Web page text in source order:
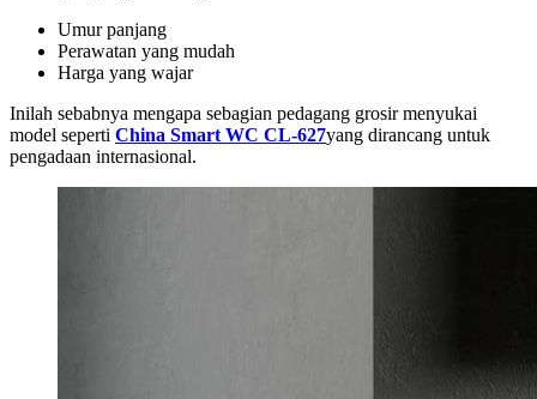
Umur panjang
Perawatan yang mudah
Harga yang wajar
Inilah sebabnya mengapa sebagian pedagang grosir menyukai
model seperti China Smart WC CL-627yang dirancang untuk
pengadaan internasional.